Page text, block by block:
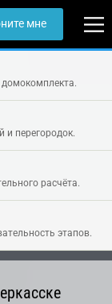
мне
и перегородок.
расчёта.
этапов.